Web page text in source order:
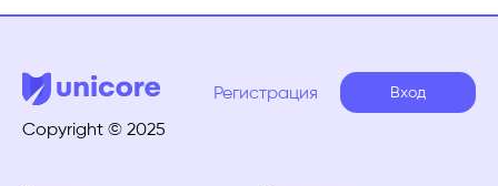
Copyright © 2025
Регистрация Вход